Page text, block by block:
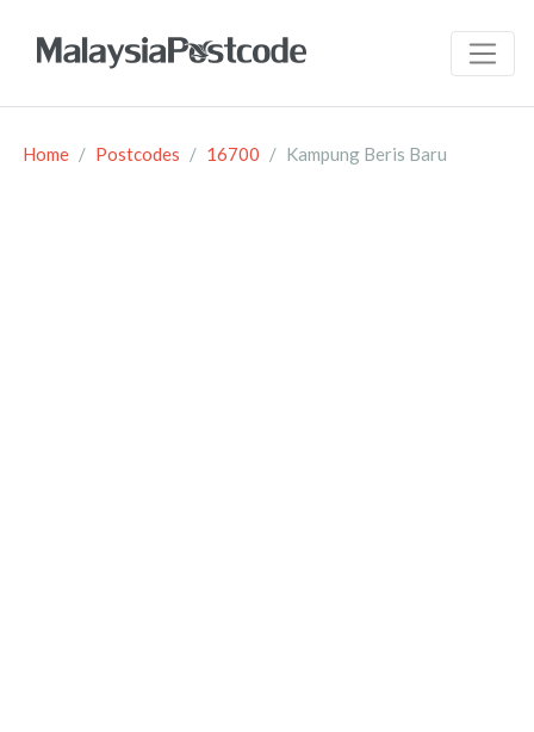
Home Postcodes 16700 Kampung Beris Baru